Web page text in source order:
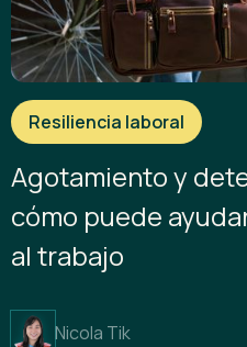
Resiliencia laboral
Agotamiento y
cómo puede
al trabajo
Nicola Tik